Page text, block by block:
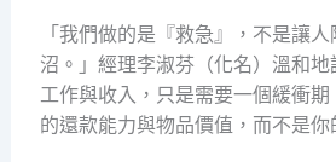
「我們做的是『救急』，不是讓
沼。」經理李淑芬（化名）溫和
工作與收入，只是需要一個緩衝
的還款能力與物品價值，而不是你